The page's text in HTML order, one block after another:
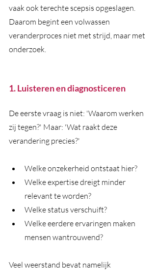
vaak ook terechte scepsis opgeslagen.
Daarom begint een volwassen
veranderproces niet met strijd, maar met
onderzoek.
1. Luisteren en diagnosticeren
De eerste vraag is niet: 'Waarom werken
zij tegen?' Maar: 'Wat raakt deze
verandering precies?'
Welke onzekerheid ontstaat hier?
Welke expertise dreigt minder
relevant te worden?
Welke status verschuift?
Welke eerdere ervaringen maken
mensen wantrouwend?
Veel weerstand bevat namelijk